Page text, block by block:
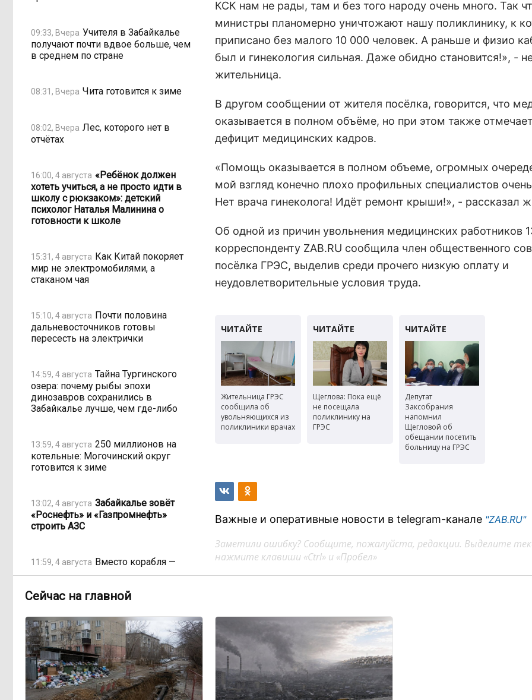
09:33, Вчера Учителя в Забайкалье
получают почти вдвое больше, чем
в среднем по стране
08:31, Вчера Чита готовится к зиме
08:02, Вчера Лес, которого нет в
отчётах
16:00, 4 августа «Ребёнок должен
хотеть учиться, а не просто идти в
школу с рюкзаком»: детский
психолог Наталья Малинина о
готовности к школе
15:31, 4 августа Как Китай покоряет
мир не электромобилями, а
стаканом чая
15:10, 4 августа Почти половина
дальневосточников готовы
пересесть на электрички
14:59, 4 августа Тайна Тургинского
озера: почему рыбы эпохи
динозавров сохранились в
Забайкалье лучше, чем где-либо
13:59, 4 августа 250 миллионов на
котельные: Могочинский округ
готовится к зиме
13:02, 4 августа Забайкалье зовёт
«Роснефть» и «Газпромнефть»
строить АЗС
11:59, 4 августа Вместо корабля —
пустота: с чем остались дети на
11:03, 4 августа
Трубы старше, чем
чиновники: почему Забайкалье
продолжает латать дыры, пока
другие регионы меняют
инфраструктуру
КСК нам не рады, там и без того народу очень много. Так
министры планомерно уничтожают нашу поликлинику, к
приписано без малого 10 000 человек. А раньше и физио
был и гинекология сильная. Даже обидно становится!», -
жительница.
В другом сообщении от жителя посёлка, говорится, что
оказывается в полном объёме, но при этом также
дефицит медицинских кадров.
«Помощь оказывается в полном объеме, огромных
мой взгляд конечно плохо профильных специалистов
Нет врача гинеколога! Идёт ремонт крыши!», - рассказал
Об одной из причин увольнения медицинских работников
корреспонденту ZAB.RU сообщила член общественного
посёлка ГРЭС, выделив среди прочего низкую оплату и
неудовлетворительные условия труда.
Жительница ГРЭС
сообщила об
увольняющихся из
поликлиники врачах
Щеглова: Пока ещё
не посещала
поликлинику на
ГРЭС
Депутат
Заксобрания
напомнил
Щегловой об
обещании посетить
больницу на ГРЭС
Важные и оперативные новости в telegram-канале "ZAB.RU"
Заметили ошибку? Сообщите, пожалуйста, редакции. Выделите
нажмите клавиши «Ctrl» и «Пробел»
Сейчас на главной